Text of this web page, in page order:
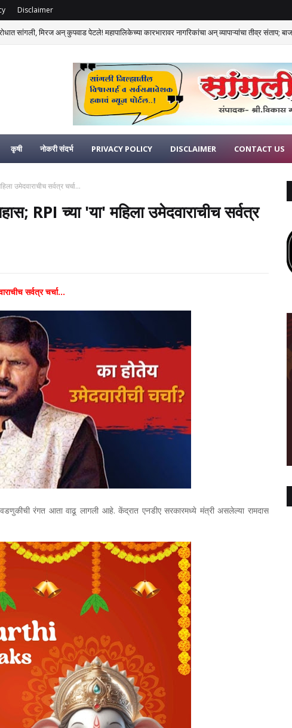
Disclaimer
सांगली, मिरज अन् कुपवाड पेटले! महापालिकेच्या कारभारावर नागरिकांचा अन् व्यापाऱ्यांचा तीव्र संताप;
कृषी नोकरी संदर्भ PRIVACY POLICY DISCLAIMER CONTACT US
उमेदवाराचीच सर्वत्र चर्चा...
RPI च्या 'या' महिला उमेदवाराचीच सर्वत्र
सर्वत्र चर्चा...
रंगत आता वाढू लागली आहे. केंद्रात एनडीए सरकारमध्ये मंत्री असलेल्या रामदास